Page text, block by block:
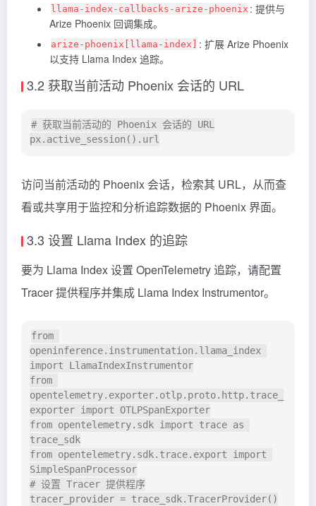
llama-index-callbacks-arize-phoenix : 提供与
Arize Phoenix 回调集成。
arize-phoenix[llama-index]
: 扩展 Arize Phoenix
以支持 Llama Index 追踪。
3.2 获取当前活动 Phoenix 会话的 URL
# 获取当前活动的 Phoenix 会话的 URL
访问当前活动的 Phoenix 会话，检索其 URL，从而查
看或共享用于监控和分析追踪数据的 Phoenix 界面。
3.3 设置 Llama Index 的追踪
要为 Llama Index 设置 OpenTelemetry 追踪，请配置
Tracer 提供程序并集成 Llama Index Instrumentor。
from
openinference.instrumentation.llama_index
import LlamaIndexInstrumentor
from
opentelemetry.exporter.otlp.proto.http.trace_
exporter import OTLPSpanExporter
from opentelemetry.sdk import trace as
trace_sdk
from opentelemetry.sdk.trace.export import
SimpleSpanProcessor
# 设置 Tracer 提供程序
tracer_provider = trace_sdk.TracerProvider()